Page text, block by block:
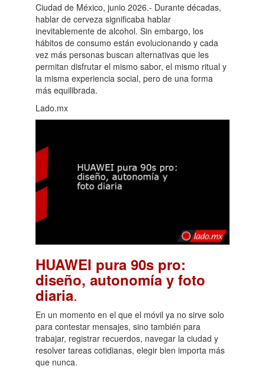
Ciudad de México, junio 2026.- Durante décadas,
hablar de cerveza significaba hablar
inevitablemente de alcohol. Sin embargo, los
hábitos de consumo están evolucionando y cada
vez más personas buscan alternativas que les
permitan disfrutar el mismo sabor, el mismo ritual y
la misma experiencia social, pero de una forma
más equilibrada.
Lado.mx
HUAWEI pura 90s pro:
diseño, autonomía y foto
diaria.
En un momento en el que el móvil ya no sirve solo
para contestar mensajes, sino también para
trabajar, registrar recuerdos, navegar la ciudad y
resolver tareas cotidianas, elegir bien importa más
que nunca.